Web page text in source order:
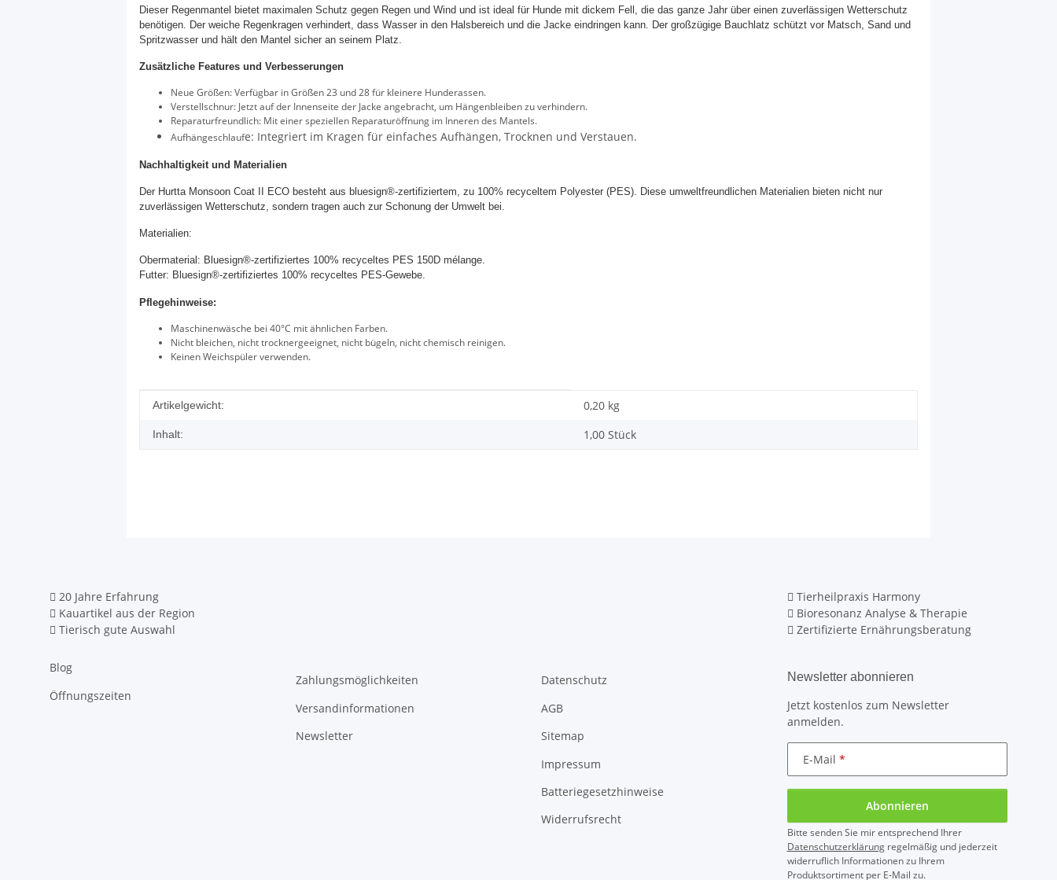
Dieser Regenmantel bietet maximalen Schutz gegen Regen und Wind und ist ideal für Hunde mit dickem Fell, die das ganze Jahr über einen zuverlässigen Wetterschutz
benötigen. Der weiche Regenkragen verhindert, dass Wasser in den Halsbereich und die Jacke eindringen kann. Der großzügige Bauchlatz schützt vor Matsch, Sand und
Spritzwasser und hält den Mantel sicher an seinem Platz.
Zusätzliche Features und Verbesserungen
Neue Größen: Verfügbar in Größen 23 und 28 für kleinere Hunderassen.
Verstellschnur: Jetzt auf der Innenseite der Jacke angebracht, um Hängenbleiben zu verhindern.
Reparaturfreundlich: Mit einer speziellen Reparaturöffnung im Inneren des Mantels.
Aufhängeschlaufe: Integriert im Kragen für einfaches Aufhängen, Trocknen und Verstauen.
Nachhaltigkeit und Materialien
Der Hurtta Monsoon Coat II ECO besteht aus bluesign®-zertifiziertem, zu 100% recyceltem Polyester (PES). Diese umweltfreundlichen Materialien bieten nicht nur
zuverlässigen Wetterschutz, sondern tragen auch zur Schonung der Umwelt bei.
Materialien:
Obermaterial: Bluesign®-zertifiziertes 100% recyceltes PES 150D mélange.
Futter: Bluesign®-zertifiziertes 100% recyceltes PES-Gewebe.
Pflegehinweise:
Maschinenwäsche bei 40°C mit ähnlichen Farben.
Nicht bleichen, nicht trocknergeeignet, nicht bügeln, nicht chemisch reinigen.
Keinen Weichspüler verwenden.
Produkteigenschaft
Wert
Artikelgewicht: 0,20 kg
Inhalt: 1,00 Stück
20 Jahre Erfahrung
Kauartikel aus der Region
Tierisch gute Auswahl
Tierheilpraxis Harmony
Bioresonanz Analyse & Therapie
Zertifizierte Ernährungsberatung
Blog
Öffnungszeiten
Zahlungsmöglichkeiten
Versandinformationen
Newsletter
Datenschutz
AGB
Sitemap
Impressum
Batteriegesetzhinweise
Widerrufsrecht
Newsletter abonnieren
Jetzt kostenlos zum Newsletter
anmelden.
E-Mail
Abonnieren
Bitte senden Sie mir entsprechend Ihrer
Datenschutzerklärungregelmäßig und jederzeit
widerruflich Informationen zu Ihrem
Produktsortiment per E-Mail zu.